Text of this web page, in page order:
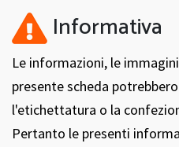
Informativa
Le informazioni, le
presente scheda
l'etichettatura o la
Pertanto le presenti